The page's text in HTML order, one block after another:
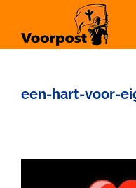
inhoud
een-hart-voor-